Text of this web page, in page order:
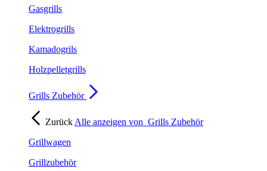
Gasgrills
Elektrogrills
Kamadogrils
Holzpelletgrills
Grills Zubehör
Zurück Alle anzeigen von Grills Zubehör
Grillwagen
Grillzubehör